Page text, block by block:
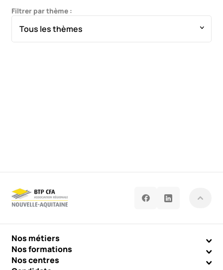
Filtrer par thème :
Tous les thèmes
Nos métiers
Nos formations
Nos centres